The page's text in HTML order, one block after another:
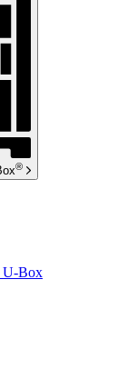
®
U-Box